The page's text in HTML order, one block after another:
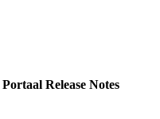
Release Notes